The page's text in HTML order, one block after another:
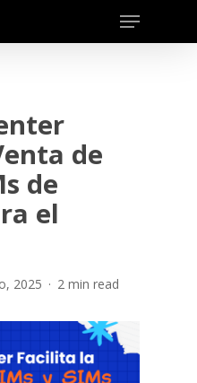
de
de
el
2025 2 min read